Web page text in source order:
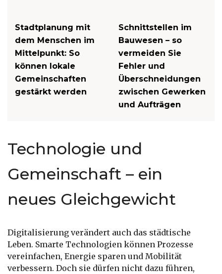
Stadtplanung mit
dem Menschen im
Mittelpunkt: So
können lokale
Gemeinschaften
gestärkt werden
Schnittstellen im
Bauwesen – so
vermeiden Sie
Fehler und
Überschneidungen
zwischen Gewerken
und Aufträgen
Technologie und
Gemeinschaft – ein
neues Gleichgewicht
Digitalisierung verändert auch das städtische
Leben. Smarte Technologien können Prozesse
vereinfachen, Energie sparen und Mobilität
verbessern. Doch sie dürfen nicht dazu führen,